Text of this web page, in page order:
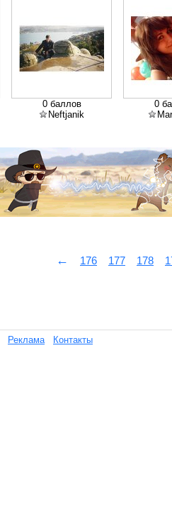
0 баллов
Neftjanik
0
← 176 177 178
Реклама Контакты